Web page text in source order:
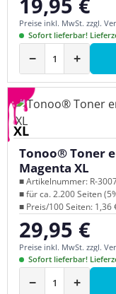
Regulärer Preis:
Preise inkl. MwSt. zzgl.
Sofort lieferbar!
− +
XL
Tonoo® Toner
Magenta XL
■ Artikelnummer: R-
■ für ca. 2.200 Seiten
■ Preis/100 Seiten: 1,36
Regulärer Preis:
29,95 €
Preise inkl. MwSt. zzgl.
Sofort lieferbar!
− +